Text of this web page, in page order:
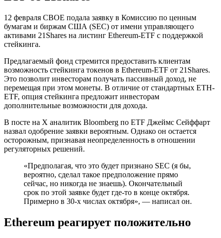
12 февраля CBOE подала заявку в Комиссию по ценным
бумагам и биржам США (SEC) от имени управляющего
активами 21Shares на листинг Ethereum-ETF с поддержкой
стейкинга.
Предлагаемый фонд стремится предоставить клиентам
возможность стейкинга токенов в Ethereum-ETF от 21Shares.
Это позволит инвесторам получать пассивный доход, не
перемещая при этом монеты. В отличие от стандартных ETH-
ETF, опция стейкинга предложит инвесторам
дополнительные возможности для дохода.
В посте на X аналитик Bloomberg по ETF Джеймс Сейффарт
назвал одобрение заявки вероятным. Однако он остается
осторожным, признавая неопределенность в отношении
регуляторных решений.
«Предполагая, что это будет признано SEC (я бы,
вероятно, сделал такое предположение прямо
сейчас, но никогда не знаешь). Окончательный
срок по этой заявке будет где-то в конце октября.
Примерно в 30-х числах октября», — написал он.
Ethereum реагирует положительно